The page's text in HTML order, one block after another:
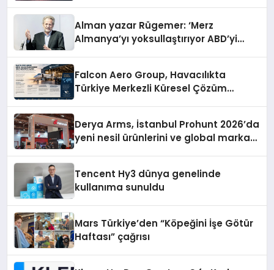
Alman yazar Rügemer: ‘Merz
Almanya’yı yoksullaştırıyor ABD’yi
Falcon Aero Group, Havacılıkta
Türkiye Merkezli Küresel Çözüm
Derya Arms, İstanbul Prohunt 2026’da
yeni nesil ürünlerini ve global marka
Tencent Hy3 dünya genelinde
kullanıma sunuldu
Mars Türkiye’den “Köpeğini İşe Götür
Haftası” çağrısı